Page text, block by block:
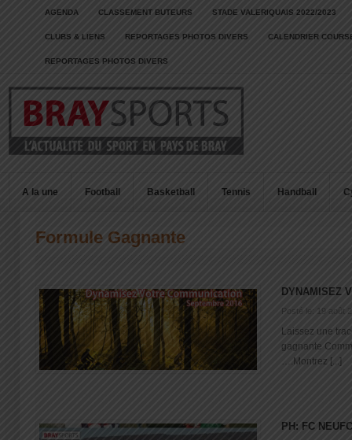
AGENDA CLASSEMENT BUTEURS STADE VALERIQUAIS 2022/2023
CLUBS & LIENS REPORTAGES PHOTOS DIVERS CALENDRIER
REPORTAGES PHOTOS DIVERS
A la une Football Basketball Tennis Handball
Formule Gagnante
DYNAMISEZ
Posté le: 19 août
Laissez une
gagnante
….Montrez [...]
PH: FC